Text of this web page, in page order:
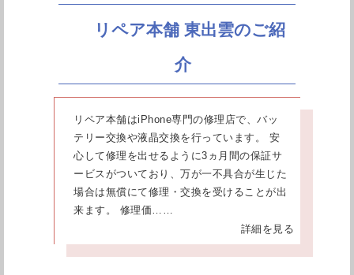
リペア本舗 東出雲のご紹
介
リペア本舗はiPhone専門の修理店で、バッ
テリー交換や液晶交換を行っています。 安
心して修理を出せるように3ヵ月間の保証サ
ービスがついており、万が一不具合が生じた
場合は無償にて修理・交換を受けることが出
来ます。 修理価……
詳細を見る